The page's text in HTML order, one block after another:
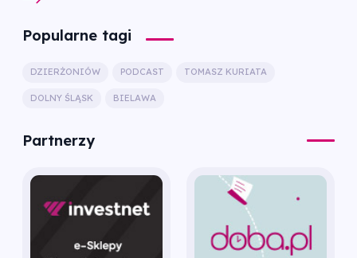
Popularne tagi
DZIERŻONIÓW PODCAST TOMASZ KURIATA
DOLNY ŚLĄSK BIELAWA
Partnerzy